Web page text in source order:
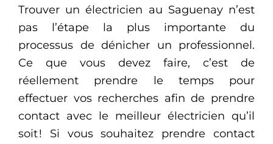
Trouver un électricien au Saguenay n’est
pas l’étape la plus importante du
processus de dénicher un professionnel.
Ce que vous devez faire, c’est de
réellement prendre le temps pour
effectuer vos recherches afin de prendre
contact avec le meilleur électricien qu’il
soit ! Si vous souhaitez prendre contact